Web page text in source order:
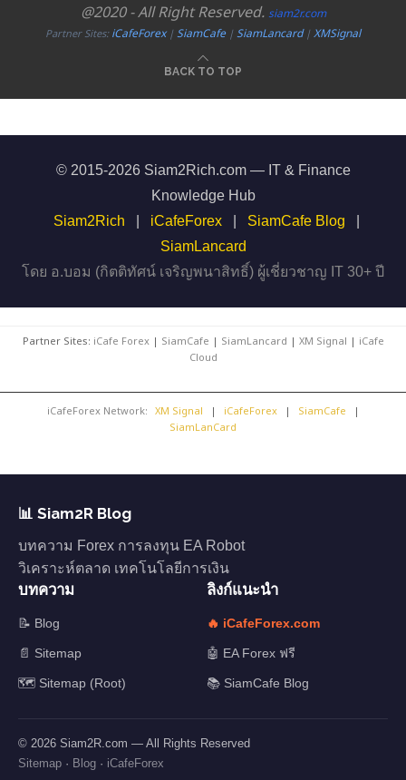
@2020 - All Right Reserved. siam2r.com
Partner Sites:iCafeForex|SiamCafe|SiamLancard|XMSignal
BACK TO TOP
© 2015-2026 Siam2Rich.com — IT & Finance
Knowledge Hub
Siam2Rich
iCafeForex SiamCafe Blog
SiamLancard
โดย อ.บอม (กิตติทัศน์ เจริญพนาสิทธิ์) ผู้เชี่ยวชาญ IT 30+ ปี
Partner Sites: iCafe Forex| SiamCafe | SiamLancard | XM Signal | iCafe
Cloud
iCafeForex Network: XM Signal | iCafeForex | SiamCafe
|
SiamLanCard
📊 Siam2R Blog
บทความ Forex การลงทุน EA Robot
วิเคราะห์ตลาด เทคโนโลยีการเงิน
บทความ
📝 Blog
📄 Sitemap
🗺️ Sitemap (Root)
ลิงก์แนะนำ
🔥 iCafeForex.com
🤖 EA Forex ฟรี
📚 SiamCafe Blog
© 2026 Siam2R.com — All Rights Reserved
Sitemap · Blog · iCafeForex